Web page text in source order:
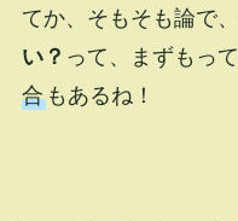
てか、そもそも論で、
い？ って、まずもって
合もあるね！